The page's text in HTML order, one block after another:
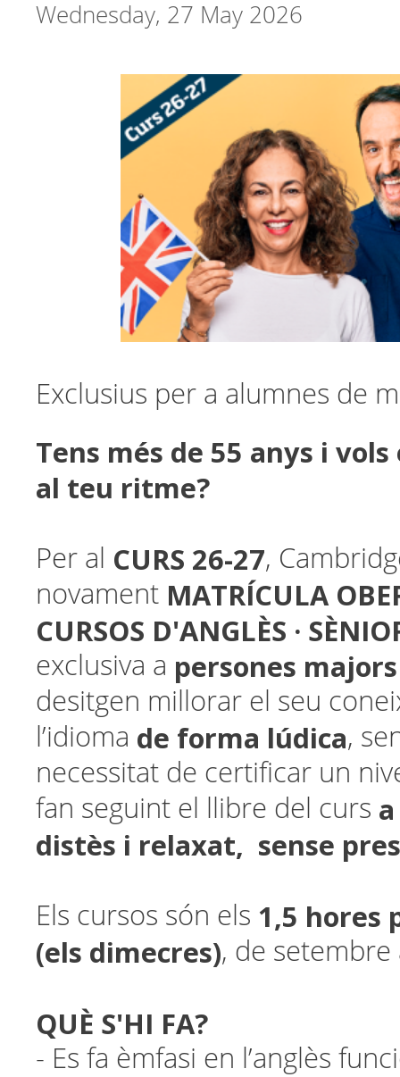
Wednesday, 27 May 2026
Exclusius per a alumnes de
Tens més de 55 anys i
al teu ritme?
Per al CURS 26-27,
novament MATRÍCULA
CURSOS D'ANGLÈS ·
exclusiva a persones
desitgen millorar el seu
l’idioma de forma lúdica,
necessitat de certificar un
fan seguint el llibre del curs
distès i relaxat, sense
Els cursos són els 1,5 hores
(els dimecres), de
QUÈ S'HI FA?
- Es fa èmfasi en l’anglès